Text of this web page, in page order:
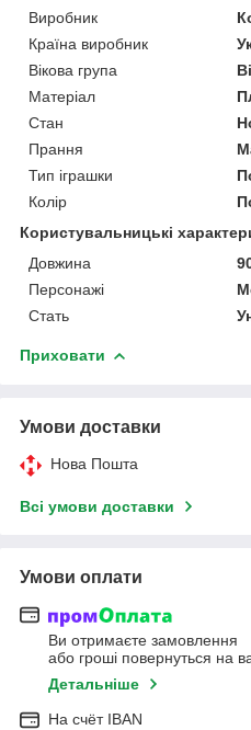
Виробник
Країна виробник
Вікова група
Матеріал
Стан
Прання
Тип іграшки
Колір
Користувальницькі
Довжина
Персонажі
Стать
Приховати
Умови доставки
Нова Пошта
Всі умови доставки
Умови оплати
Ви отримаєте замовлення
або гроші повернуться на
Детальніше
На cчёт IBAN